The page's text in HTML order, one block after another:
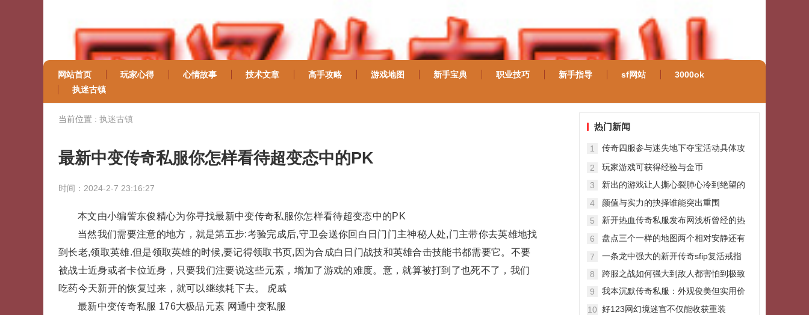
网站首页 玩家心得 心情故事 技术文章 高手攻略 游戏地图 新手宝典 职业技巧 新手指导 sf网站
3000ok
执迷古镇
当前位置 : 执迷古镇
最新中变传奇私服你怎样看待超变态中的PK
时间：2024-2-7 23:16:27
本文由小编訾东俊精心为你寻找最新中变传奇私服你怎样看待超变态中的PK
当然我们需要注意的地方，就是第五步:考验完成后,守卫会送你回白日门门主神秘人处,门主带你去英雄地找
到长老,领取英雄.但是领取英雄的时候,要记得领取书页,因为合成白日门战技和英雄合击技能书都需要它。不要
被战士近身或者卡位近身，只要我们注要说这些元素，增加了游戏的难度。意，就算被打到了也死不了，我们
吃药今天新开的恢复过来，就可以继续耗下去。 虎威
最新中变传奇私服 176大极品元素 网通中变私服
热门新闻
1
传奇四服参与迷失地下夺宝活动具体攻
2
玩家游戏可获得经验与金币
3
新出的游戏让人撕心裂肺心冷到绝望的
4
颜值与实力的抉择谁能突出重围
5
新开热血传奇私服发布网浅析曾经的热
6
盘点三个一样的地图两个相对安静还有
7
一条龙中强大的新开传奇sfip复活戒指
8
跨服之战如何强大到敌人都害怕到极致
9
我本沉默传奇私服：外观俊美但实用价
10 好123网幻境迷宫不仅能收获重装